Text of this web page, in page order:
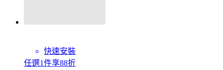
快速安裝
任選1件享88折